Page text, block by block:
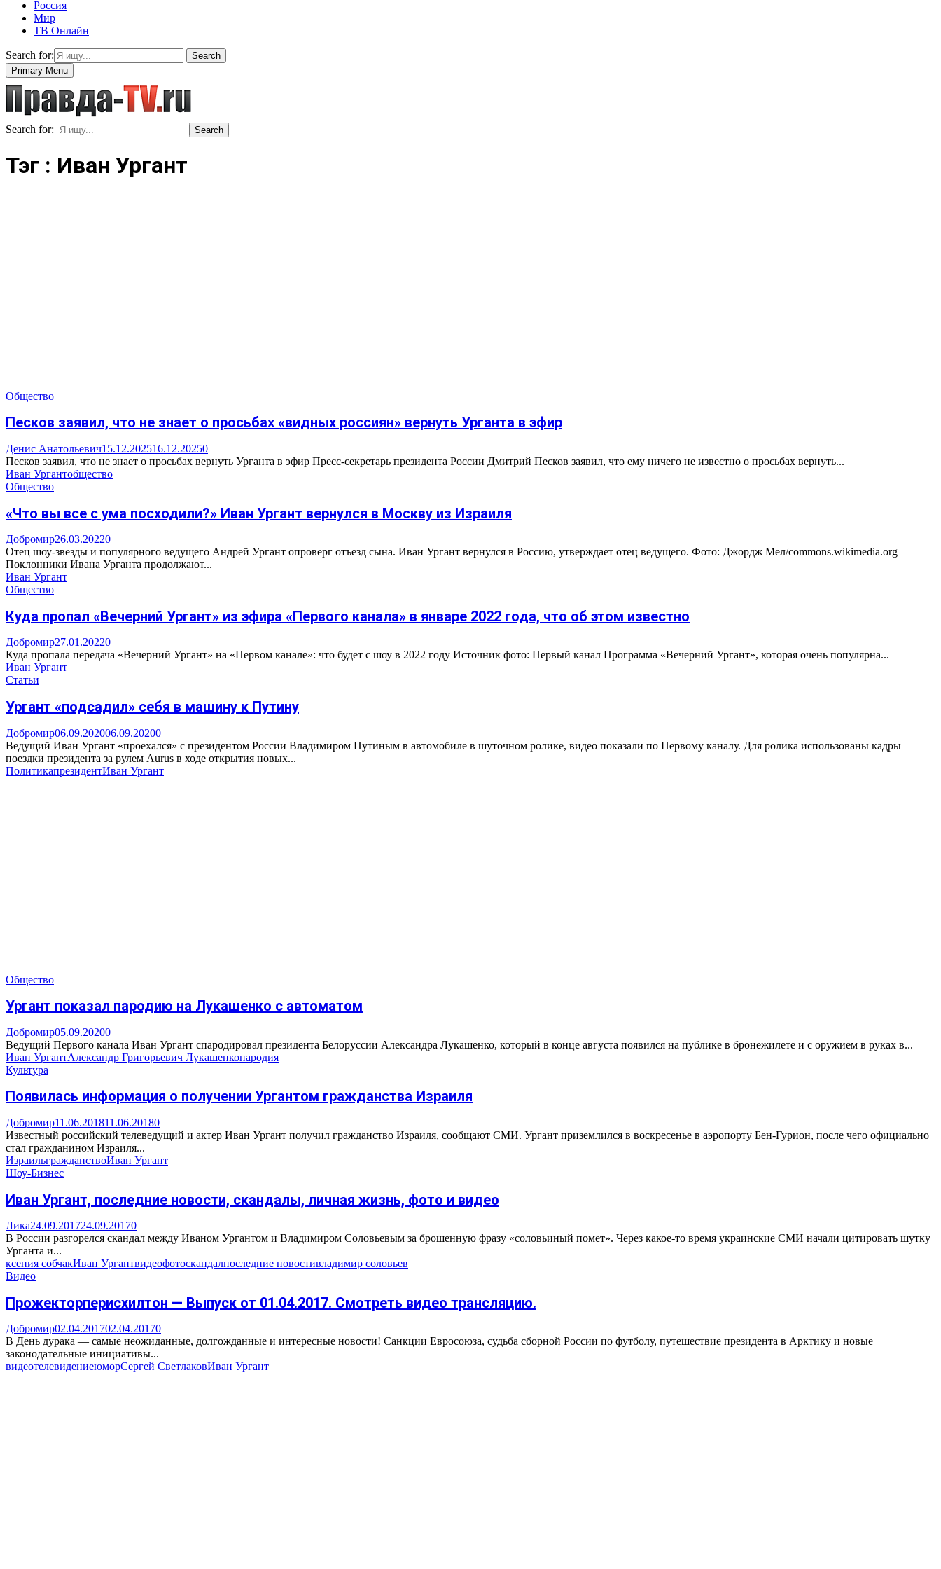
Россия
Мир
ТВ Онлайн
Search for:
Search
Primary Menu
Search for: Search
Тэг : Иван Ургант
Общество
Песков заявил, что не знает о просьбах «видных россиян» вернуть Урганта в эфир
Денис Анатольевич15.12.202516.12.20250
Песков заявил, что не знает о просьбах вернуть Урганта в эфир Пресс-секретарь президента России Дмитрий Песков заявил, что ему ничего не известно о просьбах вернуть...
Иван Ургантобщество
Общество
«Что вы все с ума посходили?» Иван Ургант вернулся в Москву из Израиля
Добромир26.03.20220
Отец шоу-звезды и популярного ведущего Андрей Ургант опроверг отъезд сына. Иван Ургант вернулся в Россию, утверждает отец ведущего. Фото: Джордж Мел/commons.wikimedia.org
Поклонники Ивана Урганта продолжают...
Иван Ургант
Общество
Куда пропал «Вечерний Ургант» из эфира «Первого канала» в январе 2022 года, что об этом известно
Добромир27.01.20220
Куда пропала передача «Вечерний Ургант» на «Первом канале»: что будет с шоу в 2022 году Источник фото: Первый канал Программа «Вечерний Ургант», которая очень популярна...
Иван Ургант
Статьи
Ургант «подсадил» себя в машину к Путину
Добромир06.09.202006.09.20200
Ведущий Иван Ургант «проехался» с президентом России Владимиром Путиным в автомобиле в шуточном ролике, видео показали по Первому каналу. Для ролика использованы кадры
поездки президента за рулем Aurus в ходе открытия новых...
ПолитикапрезидентИван Ургант
Общество
Ургант показал пародию на Лукашенко с автоматом
Добромир05.09.20200
Ведущий Первого канала Иван Ургант спародировал президента Белоруссии Александра Лукашенко, который в конце августа появился на публике в бронежилете и с оружием в руках в...
Иван УргантАлександр Григорьевич Лукашенкопародия
Культура
Появилась информация о получении Ургантом гражданства Израиля
Добромир11.06.201811.06.20180
Известный российский телеведущий и актер Иван Ургант получил гражданство Израиля, сообщают СМИ. Ургант приземлился в воскресенье в аэропорту Бен-Гурион, после чего официально
стал гражданином Израиля...
ИзраильгражданствоИван Ургант
Шоу-Бизнес
Иван Ургант, последние новости, скандалы, личная жизнь, фото и видео
Лика24.09.201724.09.20170
В России разгорелся скандал между Иваном Ургантом и Владимиром Соловьевым за брошенную фразу «соловьиный помет». Через какое-то время украинские СМИ начали цитировать шутку
Урганта и...
ксения собчакИван Ургантвидеофотоскандалпоследние новостивладимир соловьев
Видео
Прожекторперисхилтон — Выпуск от 01.04.2017. Смотреть видео трансляцию.
Добромир02.04.201702.04.20170
В День дурака — самые неожиданные, долгожданные и интересные новости! Санкции Евросоюза, судьба сборной России по футболу, путешествие президента в Арктику и новые
законодательные инициативы...
видеотелевидениеюморСергей СветлаковИван Ургант